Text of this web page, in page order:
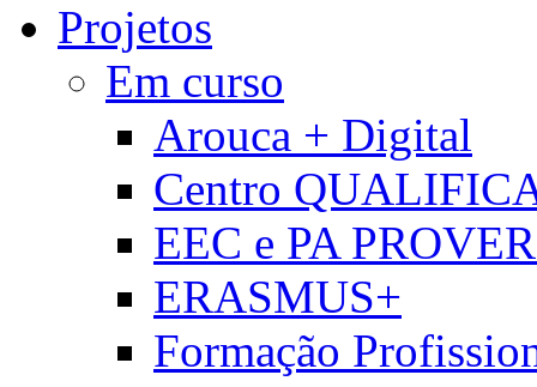
Projetos
Em curso
Arouca + Digital
Centro
EEC e PA
ERASMUS+
Formação